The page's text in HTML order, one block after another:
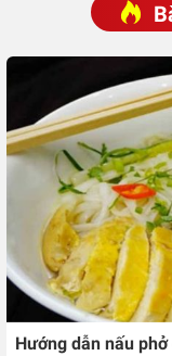
Hướng dẫn nấu